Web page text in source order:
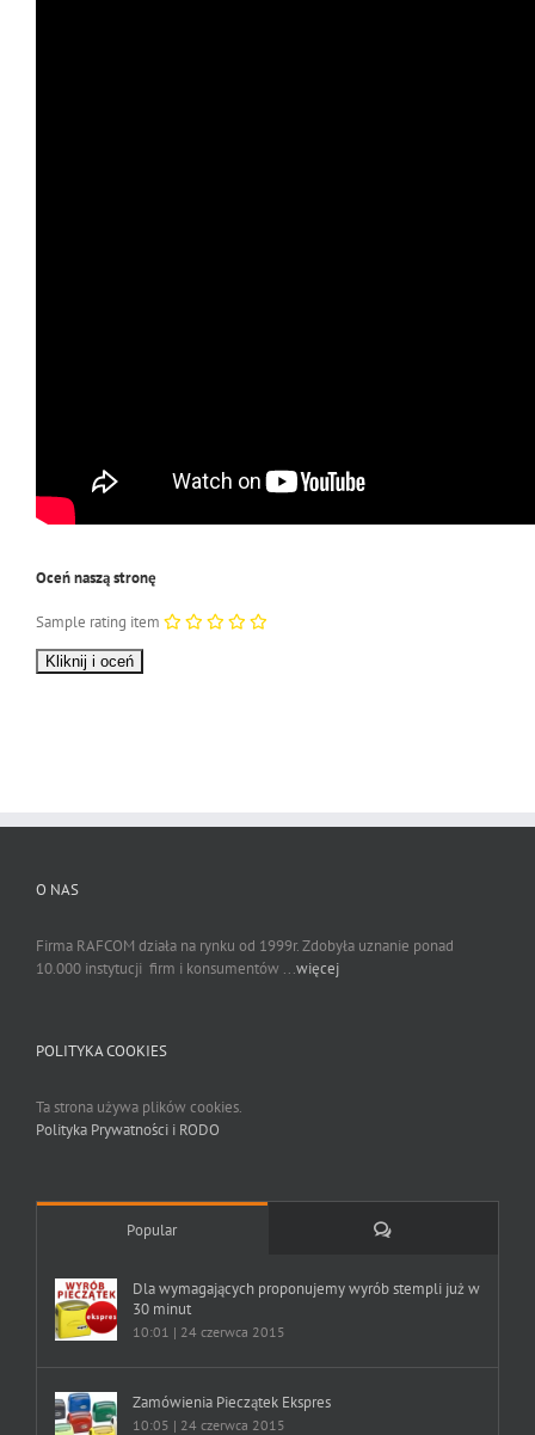
Oceń naszą stronę
Sample rating item
O NAS
Firma RAFCOM działa na rynku od 1999r. Zdobyła uznanie ponad
10.000 instytucji firm i konsumentów ...więcej
POLITYKA COOKIES
Ta strona używa plików cookies.
Polityka Prywatności i RODO
Popular Comments
Dla wymagających proponujemy wyrób stempli już w
30 minut
10:01 | 24 czerwca 2015
Zamówienia Pieczątek Ekspres
10:05 | 24 czerwca 2015